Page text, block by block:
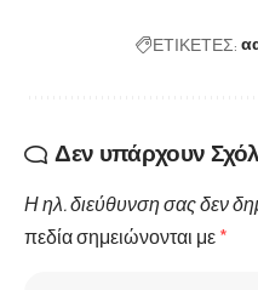
ΕΤΙΚΕΤΕΣ:
Δεν υπάρχουν
Η ηλ. διεύθυνση σας δεν
πεδία σημειώνονται με *